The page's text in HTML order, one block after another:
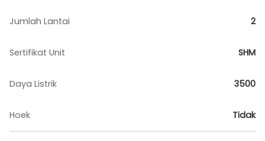
Jumlah Lantai 2
Sertifikat Unit SHM
Daya Listrik 3500
Hoek Tidak